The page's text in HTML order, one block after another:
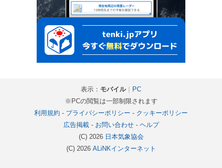
表示： モバイル｜ PC
※PCの閲覧は一部制限されます
利用規約 - プライバシーポリシー - クッキーポリシー
広告掲載- お問い合わせ- ヘルプ
(C) 2026 日本気象協会
(C) 2026 ALiNKインターネット